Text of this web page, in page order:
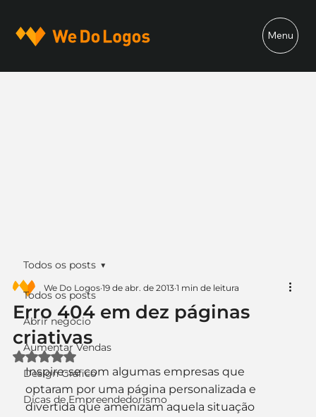
Menu
Todos os posts
Abrir negócio
Aumentar Vendas
Design Gráfico
Dicas de Empreendedorismo
Todos os posts
Erro 404 em dez páginas
criativas
We Do Logos 19 de abr. de 2013 1 min de leitura
Avaliado com NaN de 5 estrelas.
Inspire-se com algumas empresas que
optaram por uma página personalizada e
divertida que amenizam aquela situação